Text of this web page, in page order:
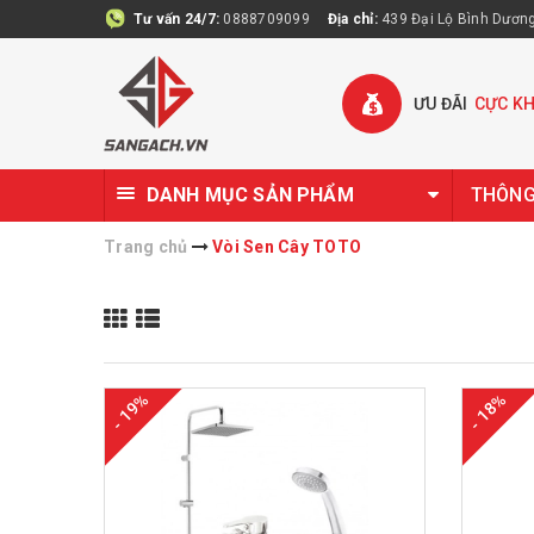
Tư vấn 24/7: 0888709099 Địa chỉ: 439 Đại Lộ Bình
ƯU ĐÃI CỰC
DANH MỤC SẢN PHẨM
Trang chủ Vòi Sen Cây TOTO
- 19% - 18%